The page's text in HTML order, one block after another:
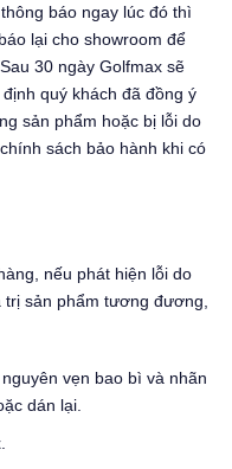
báo ngay lúc đó thì
lại cho showroom để
30 ngày Golfmax sẽ
quý khách đã đồng ý
sản phẩm hoặc bị lỗi do
sách bảo hành khi có
nếu phát hiện lỗi do
sản phẩm tương đương,
vẹn bao bì và nhãn
dán lại.